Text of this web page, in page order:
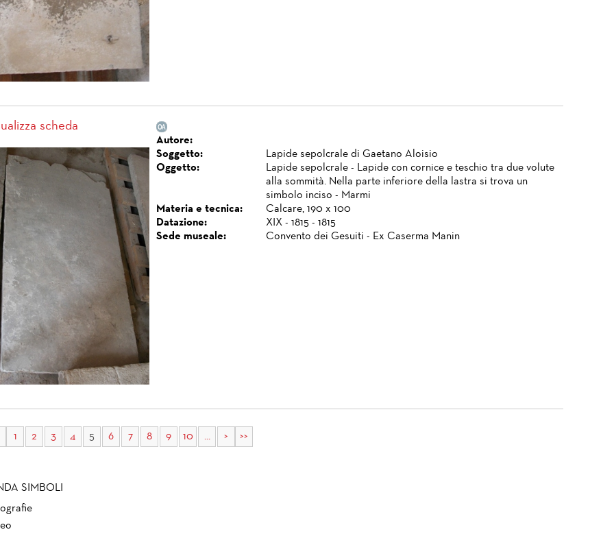
scheda
Autore:
Soggetto:
Lapide sepolcrale di Gaetano Aloisio
Oggetto:
Lapide sepolcrale - Lapide con cornice e teschio tra due volute
alla sommità. Nella parte inferiore della lastra si trova un
simbolo inciso - Marmi
Materia e tecnica:
Calcare, 190 x 100
Datazione:
XIX - 1815 - 1815
Sede museale:
Convento dei Gesuiti - Ex Caserma Manin
1 2 3 4 5 6 7 8 9 10 ... > >>
SIMBOLI